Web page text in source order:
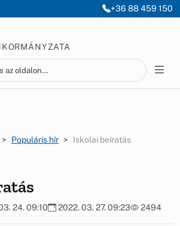
+36 88 459 150
Populáris hír Iskolai beíratás
24. 09:10 2022. 03. 27. 09:23 2494